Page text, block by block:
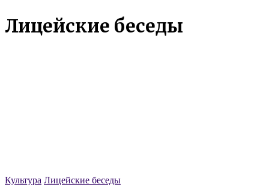
Лицейские беседы
Культура Лицейские беседы